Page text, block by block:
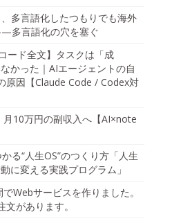
多言語化したつもりでも海外
多言語化の穴を塞ぐ
ード全文】タスクは「成
かった｜AIエージェントの自
原因【Claude Code / Codex対
10万円の副収入へ【AI×note
る“人生OS”のつくり方「人生
に変える実践プログラム」
Webサービスを作りました。
があります。